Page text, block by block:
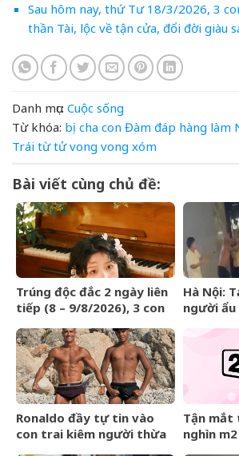
Sau hôm nay, thứ Tư 18/3/2026, 3
thần Tài, lộc về tận cửa, đổi đời giàu
Danh mục: Cuộc sống
Từ khóa: bị cha con Đàm đáp hàng làm
Trái từ tử vong vong xóm
Bài viết cùng chủ đề:
Trúng độc đắc 2 ngày liên
tiếp (8 – 9/8/2026), 3 con
tài lộc&amp;apos;, tiền
bạc kéo ùn ùn vào nhà
Hà Nội:
người
Ronaldo đầy tự tin vào
con trai kiêm người thừa
Tận mắt
nghìn